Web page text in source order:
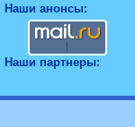
Наши анонсы:
Наши партнеры: